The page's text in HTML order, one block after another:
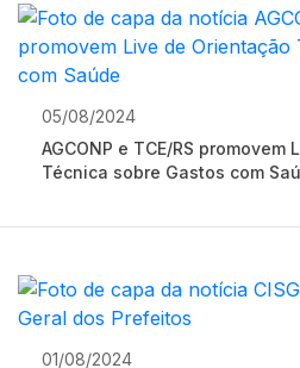
05/08/2024
AGCONP e TCE/RS promovem
Técnica sobre Gastos com
01/08/2024